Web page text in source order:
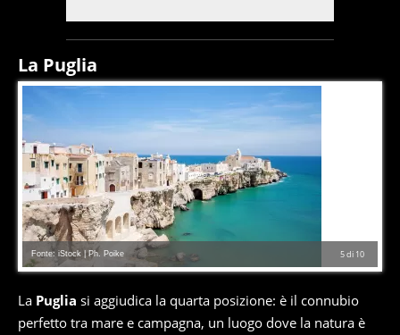
La Puglia
5di 10
Fonte: iStock | Ph. Poike
La Puglia si aggiudica la quarta posizione: è il connubio
perfetto tra mare e campagna, un luogo dove la natura è